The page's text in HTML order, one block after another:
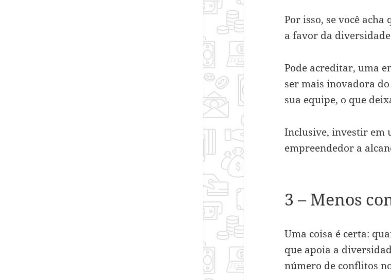
Por isso, se você
a favor da
Pode acreditar, uma
ser mais inovadora
sua equipe, o que
Inclusive, investir em
empreendedor a
3 – Menos
Uma coisa é certa:
que apoia a
número de conflitos